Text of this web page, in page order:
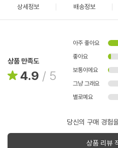
상세정보 배송정보
상품 만족도
4.9 / 5
아주 좋아요
좋아요
보통이에요
그냥 그래요
별로예요
당신의 구매 경험
상품 리뷰